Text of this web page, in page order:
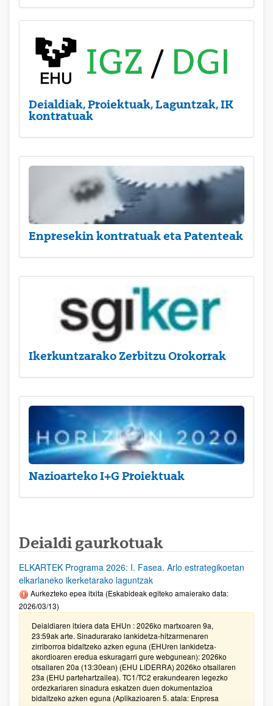
Deialdiak, Proiektuak, Laguntzak, IK
kontratuak
Enpresekin kontratuak eta Patenteak
Ikerkuntzarako Zerbitzu Orokorrak
Nazioarteko I+G Proiektuak
Deialdi gaurkotuak
ELKARTEK Programa 2026: I. Fasea. Arlo estrategikoetan
elkarlaneko ikerketarako laguntzak
Aurkezteko epea itxita (Eskabideak egiteko amaierako data:
2026/03/13)
Deialdiaren itxiera data EHUn : 2026ko martxoaren 9a,
23:59ak arte. Sinadurarako lankidetza-hitzarmenaren
zirriborroa bidaltzeko azken eguna (EHUren lankidetza-
akordioaren eredua eskuragarri gure webgunean): 2026ko
otsailaren 20a (13:30ean) (EHU LIDERRA) 2026ko otsailaren
23a (EHU partehartzailea). TC1/TC2 erakundearen legezko
ordezkariaren sinadura eskatzen duen dokumentazioa
bidaltzeko azken eguna (Aplikazioaren 5. atala: Enpresa